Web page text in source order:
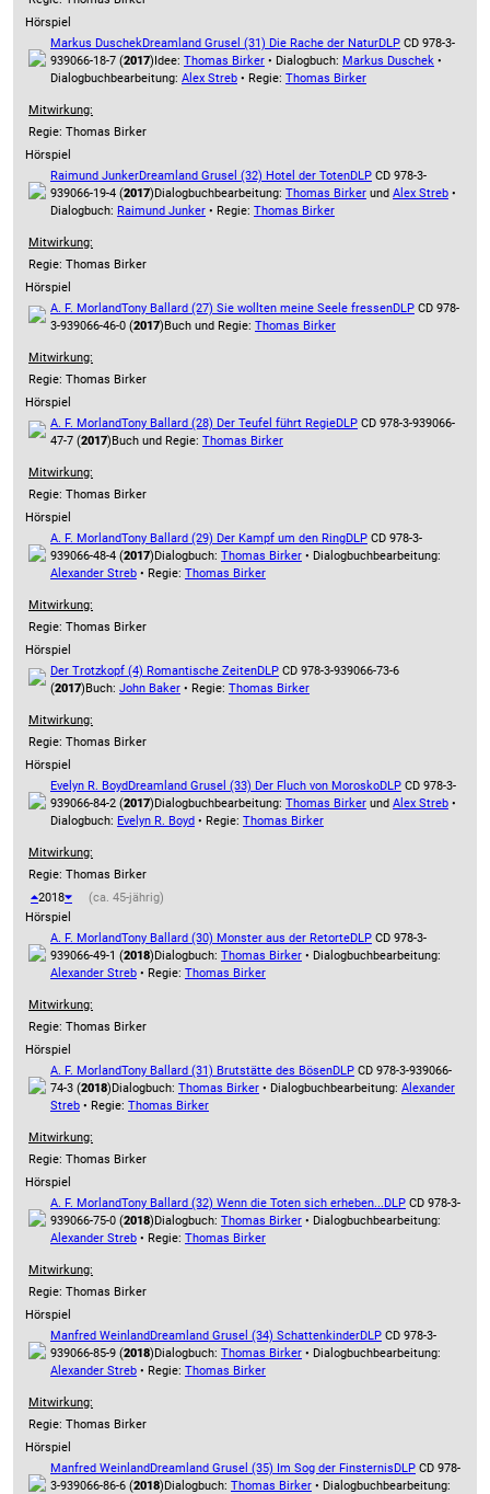
Hörspiel
Markus DuschekDreamland Grusel (31) Die Rache der NaturDLP CD 978-3-
939066-18-7 (2017)Idee: Thomas Birker • Dialogbuch: Markus Duschek •
Dialogbuchbearbeitung: Alex Streb • Regie: Thomas Birker
Mitwirkung:
Regie: Thomas Birker
Hörspiel
Raimund JunkerDreamland Grusel (32) Hotel der TotenDLP CD 978-3-
939066-19-4 (2017)Dialogbuchbearbeitung: Thomas Birker und Alex Streb •
Dialogbuch: Raimund Junker • Regie: Thomas Birker
Mitwirkung:
Regie: Thomas Birker
Hörspiel
A. F. MorlandTony Ballard (27) Sie wollten meine Seele fressenDLP CD 978-
3-939066-46-0 (2017)Buch und Regie: Thomas Birker
Mitwirkung:
Regie: Thomas Birker
Hörspiel
A. F. MorlandTony Ballard (28) Der Teufel führt RegieDLP CD 978-3-939066-
47-7 (2017)Buch und Regie: Thomas Birker
Mitwirkung:
Regie: Thomas Birker
Hörspiel
A. F. MorlandTony Ballard (29) Der Kampf um den RingDLP CD 978-3-
939066-48-4 (2017)Dialogbuch: Thomas Birker • Dialogbuchbearbeitung:
Alexander Streb • Regie: Thomas Birker
Mitwirkung:
Regie: Thomas Birker
Hörspiel
Der Trotzkopf (4) Romantische ZeitenDLP CD 978-3-939066-73-6
(2017)Buch: John Baker • Regie: Thomas Birker
Mitwirkung:
Regie: Thomas Birker
Hörspiel
Evelyn R. BoydDreamland Grusel (33) Der Fluch von MoroskoDLP CD 978-3-
939066-84-2 (2017)Dialogbuchbearbeitung: Thomas Birker und Alex Streb •
Dialogbuch: Evelyn R. Boyd • Regie: Thomas Birker
Mitwirkung:
Regie: Thomas Birker
2018
(ca. 45-jährig)
Hörspiel
A. F. MorlandTony Ballard (30) Monster aus der RetorteDLP CD 978-3-
939066-49-1 (2018)Dialogbuch: Thomas Birker • Dialogbuchbearbeitung:
Alexander Streb • Regie: Thomas Birker
Mitwirkung:
Regie: Thomas Birker
Hörspiel
A. F. MorlandTony Ballard (31) Brutstätte des BösenDLP CD 978-3-939066-
74-3 (2018)Dialogbuch: Thomas Birker • Dialogbuchbearbeitung: Alexander
Streb • Regie: Thomas Birker
Mitwirkung:
Regie: Thomas Birker
Hörspiel
A. F. MorlandTony Ballard (32) Wenn die Toten sich erheben...DLP CD 978-3-
939066-75-0 (2018)Dialogbuch: Thomas Birker • Dialogbuchbearbeitung:
Alexander Streb • Regie: Thomas Birker
Mitwirkung:
Regie: Thomas Birker
Hörspiel
Manfred WeinlandDreamland Grusel (34) SchattenkinderDLP CD 978-3-
939066-85-9 (2018)Dialogbuch: Thomas Birker • Dialogbuchbearbeitung:
Alexander Streb • Regie: Thomas Birker
Mitwirkung:
Regie: Thomas Birker
Hörspiel
Manfred WeinlandDreamland Grusel (35) Im Sog der FinsternisDLP CD 978-
3-939066-86-6 (2018)Dialogbuch: Thomas Birker • Dialogbuchbearbeitung: